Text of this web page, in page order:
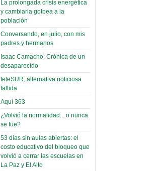
Leer Más...
Trabajo Social de la UMSA
volverá a las urnas para elegir a
su directora
Sábado, 14 Octubre 2023
Leer Más...
Candidatos del MAS se
presentarán en la UMSA
Jueves, 14 Septiembre 2023
Leer Más...
Carrera de Geografía realiza
Segundo Congreso Nacional
Viernes, 14 Octubre 2022
Leer Más...
Docentes y estudiantes de
Read more...
Infierno Covid
parte VI:
Gabinete de
Áñez se atribuye
construcción de
hospitales
prefabricados en
la que no tuvo
participación;
más de 24 horas
después rectifica
parcialmente
El Infamatorio
La prolongada crisis energética
y cambiaria golpea a la
población
Conversando, en julio, con mis
padres y hermanos
Isaac Camacho: Crónica de un
desaparecido
teleSUR, alternativa noticiosa
fallida
Aquí 363
¿Volvió la normalidad... o nunca
se fue?
53 días sin aulas abiertas: el
costo educativo del bloqueo que
volvió a cerrar las escuelas en
La Paz y El Alto